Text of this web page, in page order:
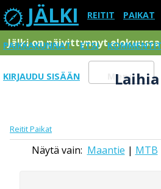
JÄLKI REITIT PAIKAT
PAIKKAKUNNAT ETSI KOMMENTIT
KIRJAUDU SISÄÄN Menu
Jälki on päivittynnyt elokuussa
Laihia
ReititPaikat
Näytä vain: Maantie | MTB